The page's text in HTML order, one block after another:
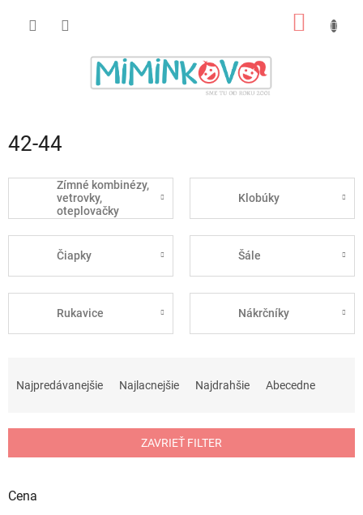
42-44
Zímné kombinézy,
vetrovky,
oteplovačky
Klobúky
Čiapky Šále
Rukavice Nákrčníky
i
p
Najpredávanejšie Najlacnejšie Najdrahšie Abecedne
ZAVRIEŤ FILTER
Cena